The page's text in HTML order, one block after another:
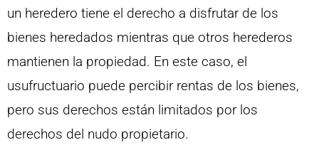
un heredero tiene el derecho a disfrutar de los
bienes heredados mientras que otros herederos
mantienen la propiedad. En este caso, el
usufructuario puede percibir rentas de los bienes,
pero sus derechos están limitados por los
derechos del nudo propietario.